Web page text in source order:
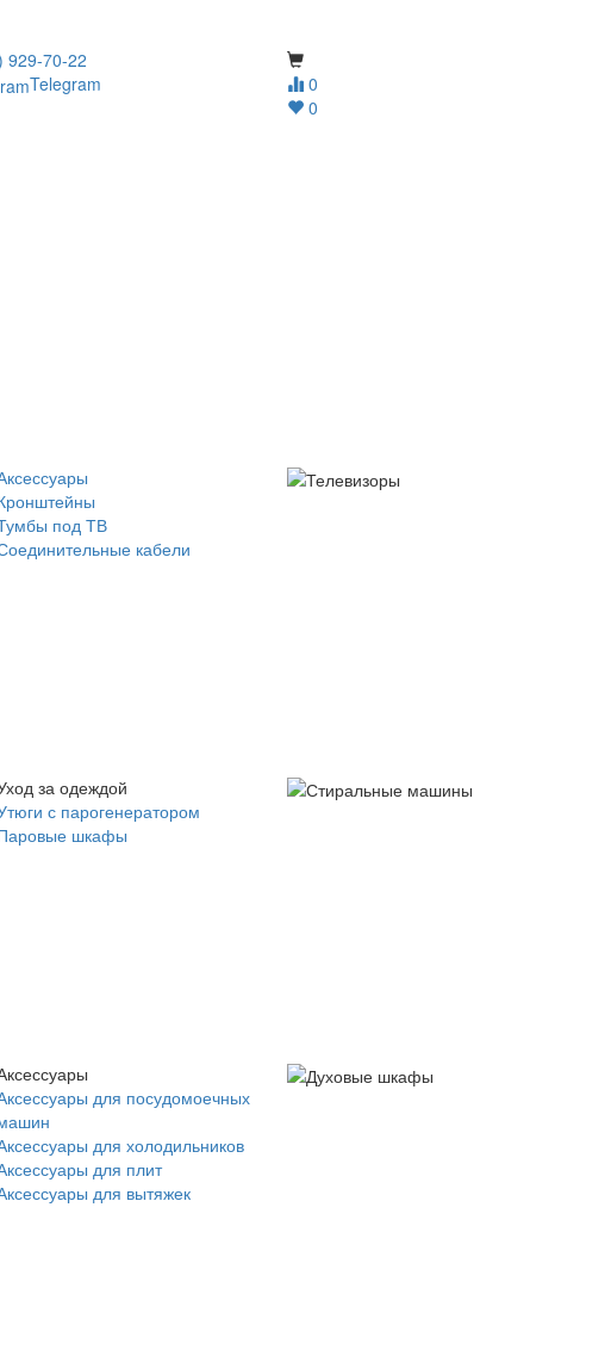
0
0
929-70-22
Telegram
под ТВ
кабели
за одеждой
с парогенератором
шкафы
для посудомоечных
для холодильников
для плит
для вытяжек